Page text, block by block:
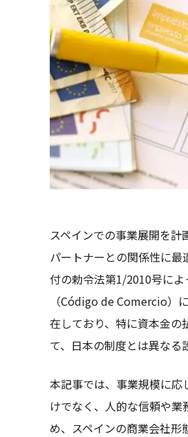
スペインでの事業展開を
パートナーとの関係性に
付の勅令法第1/2010号に
（Código de Comercio）
在しており、特に資本金の
て、日本の制度とは異なる
本記事では、事業規模に応
けでなく、人的な信頼や業
め、スペインの商業会社形